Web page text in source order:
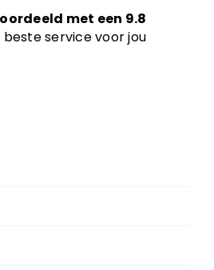
met een 9.8
beste service voor jou